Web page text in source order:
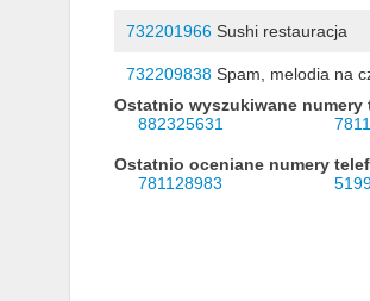
732201966Sushi restauracja
732209838Spam, melodia na
Ostatnio wyszukiwane numery
882325631
Ostatnio oceniane numery
781128983